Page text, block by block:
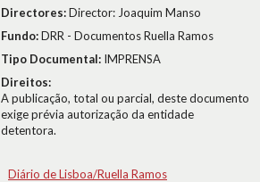
Directores:Director: Joaquim Manso
Fundo:DRR - Documentos Ruella Ramos
Tipo Documental: IMPRENSA
Direitos:
A publicação, total ou parcial, deste documento
exige prévia autorização da entidade
detentora.
Diário de Lisboa/Ruella Ramos